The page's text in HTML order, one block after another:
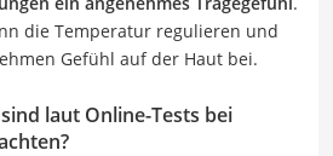
die Temperatur regulieren und
Gefühl auf der Haut bei.
laut Online-Tests bei